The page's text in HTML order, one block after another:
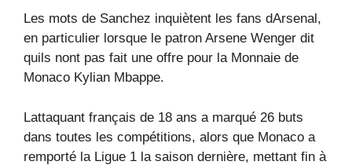
Les mots de Sanchez inquiètent les fans dArsenal,
en particulier lorsque le patron Arsene Wenger dit
quils nont pas fait une offre pour la Monnaie de
Monaco Kylian Mbappe.
Lattaquant français de 18 ans a marqué 26 buts
dans toutes les compétitions, alors que Monaco a
remporté la Ligue 1 la saison dernière, mettant fin à